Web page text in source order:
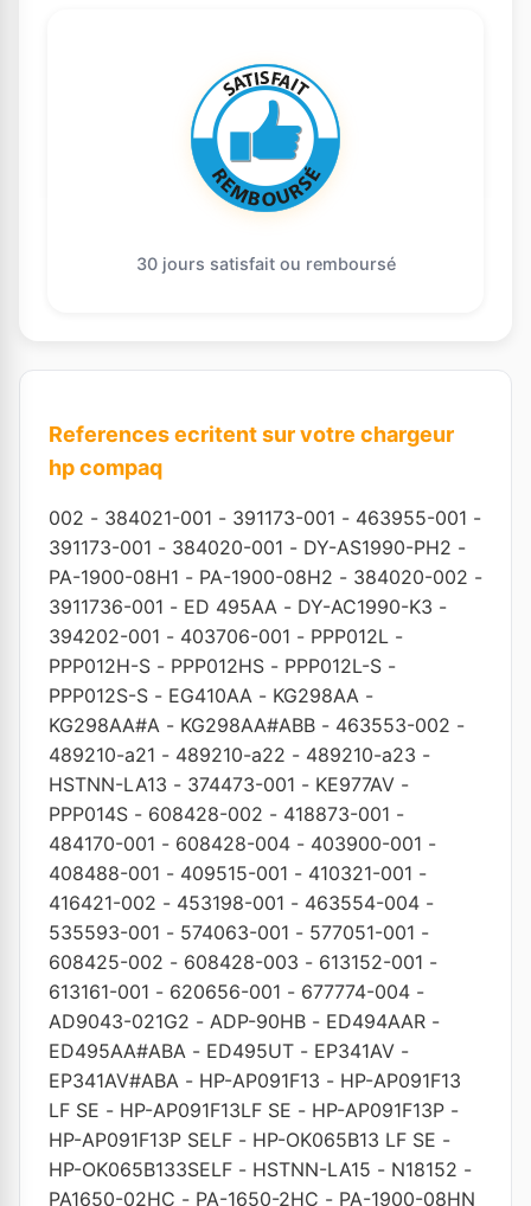
30 jours satisfait ou remboursé
References ecritent sur votre chargeur
hp compaq
002 - 384021-001 - 391173-001 - 463955-001 -
391173-001 - 384020-001 - DY-AS1990-PH2 -
PA-1900-08H1 - PA-1900-08H2 - 384020-002 -
3911736-001 - ED 495AA - DY-AC1990-K3 -
394202-001 - 403706-001 - PPP012L -
PPP012H-S - PPP012HS - PPP012L-S -
PPP012S-S - EG410AA - KG298AA -
KG298AA#A - KG298AA#ABB - 463553-002 -
489210-a21 - 489210-a22 - 489210-a23 -
HSTNN-LA13 - 374473-001 - KE977AV -
PPP014S - 608428-002 - 418873-001 -
484170-001 - 608428-004 - 403900-001 -
408488-001 - 409515-001 - 410321-001 -
416421-002 - 453198-001 - 463554-004 -
535593-001 - 574063-001 - 577051-001 -
608425-002 - 608428-003 - 613152-001 -
613161-001 - 620656-001 - 677774-004 -
AD9043-021G2 - ADP-90HB - ED494AAR -
ED495AA#ABA - ED495UT - EP341AV -
EP341AV#ABA - HP-AP091F13 - HP-AP091F13
LF SE - HP-AP091F13LF SE - HP-AP091F13P -
HP-AP091F13P SELF - HP-OK065B13 LF SE -
HP-OK065B133SELF - HSTNN-LA15 - N18152 -
PA1650-02HC - PA-1650-2HC - PA-1900-08HN